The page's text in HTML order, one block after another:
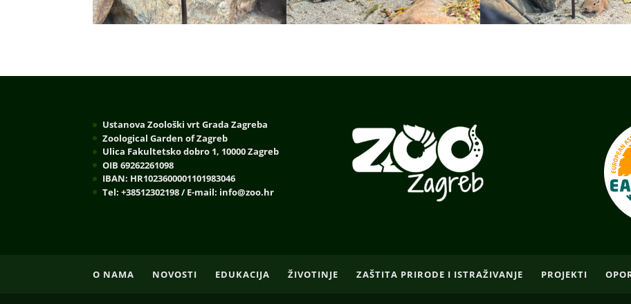
Ustanova Zoološki vrt Grada Zagreba
Zoological Garden of Zagreb
Ulica Fakultetsko dobro 1, 10000 Zagreb
OIB 69262261098
IBAN: HR1023600001101983046
Tel: +38512302198 / E-mail: info@zoo.hr
O NAMA NOVOSTI EDUKACIJA ŽIVOTINJE ZAŠTITA PRIRODE I ISTRAŽIVANJE PROJEKTI